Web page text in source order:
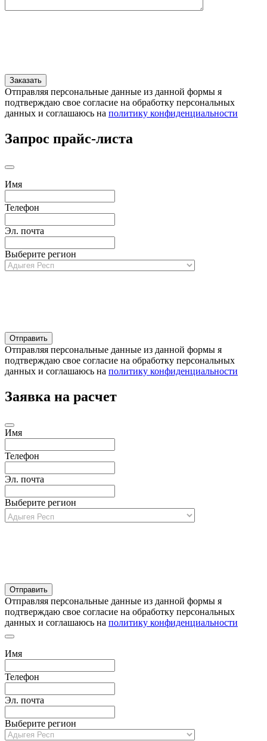
Отправляя персональные данные из данной формы я
подтверждаю свое согласие на обработку персональных
данных и соглашаюсь на политику конфиденциальности
Запрос прайс-листа
Имя
Телефон
Эл. почта
Выберите регион
Отправляя персональные данные из данной формы я
подтверждаю свое согласие на обработку персональных
данных и соглашаюсь на политику конфиденциальности
Заявка на расчет
Имя
Телефон
Эл. почта
Выберите регион
Отправляя персональные данные из данной формы я
подтверждаю свое согласие на обработку персональных
данных и соглашаюсь на политику конфиденциальности
Имя
Телефон
Эл. почта
Выберите регион